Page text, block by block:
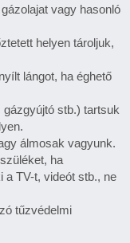
vagy hasonló
helyen tároljuk,
lángot, ha éghető
stb.) tartsuk
álmosak vagyunk.
ha
a TV-t, videót stb., ne
tűzvédelmi